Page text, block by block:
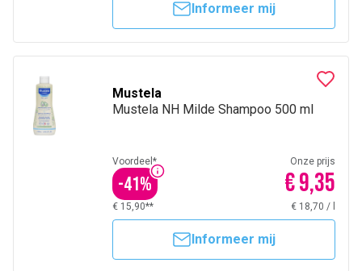
Informeer mij
Mustela
Mustela NH Milde Shampoo 500 ml
Voordeel*
-41%
Onze prijs
€ 9,35
€ 15,90** € 18,70 /
Informeer mij